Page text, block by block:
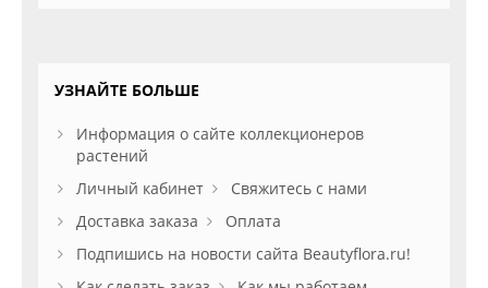
УЗНАЙТЕ БОЛЬШЕ
Информация о сайте коллекционеров
растений
Личный кабинет
Свяжитесь с нами
Доставка заказа
Оплата
Подпишись на новости сайта Beautyflora.ru!